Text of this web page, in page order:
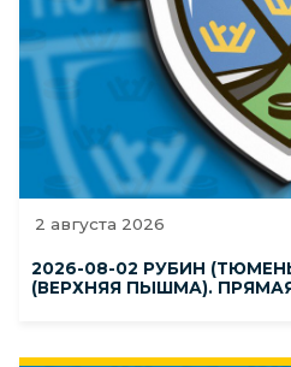
2 августа 2026
2026-08-02 РУБИН
(ВЕРХНЯЯ ПЫШМА).